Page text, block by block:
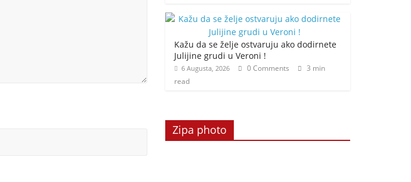
Kažu da se želje ostvaruju ako dodirnete
Julijine grudi u Veroni !
6 Augusta, 2026 0 Comments
3 min
read
Zipa photo